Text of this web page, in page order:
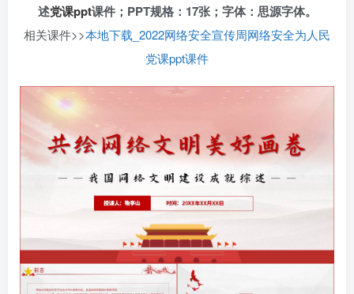
述党课ppt课件；PPT规格：17张；字体：思源字体。
相关课件>>本地下载_2022网络安全宣传周网络安全为人民
党课ppt课件